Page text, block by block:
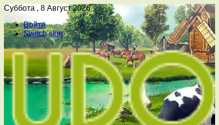
Суббота , 8 Август 2026
Войти
Switch skin